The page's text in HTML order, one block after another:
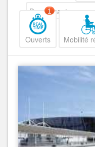
Decroissant
Ouverts
1
Mobilité